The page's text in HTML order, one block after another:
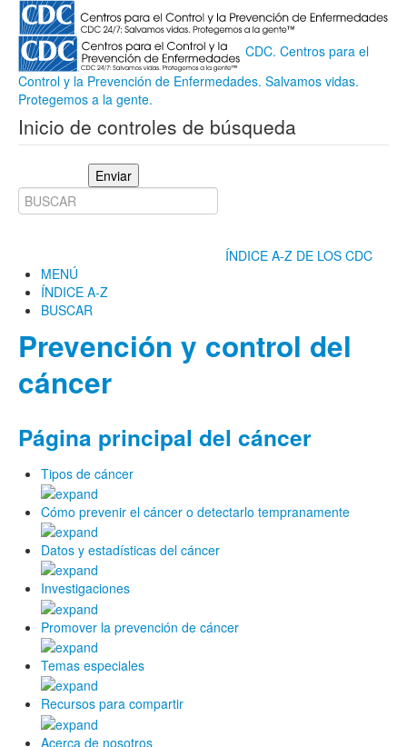
CDC. Centros para el
Control y la Prevención de Enfermedades. Salvamos vidas.
Protegemos a la gente.
Inicio de controles de búsqueda
Enviar
ÍNDICE A-Z DE LOS CDC
MENÚ
ÍNDICE A-Z
BUSCAR
Prevención y control del
cáncer
Página principal del cáncer
Tipos de cáncer
Cómo prevenir el cáncer o detectarlo tempranamente
Datos y estadísticas del cáncer
Investigaciones
Promover la prevención de cáncer
Temas especiales
Recursos para compartir
Acerca de nosotros